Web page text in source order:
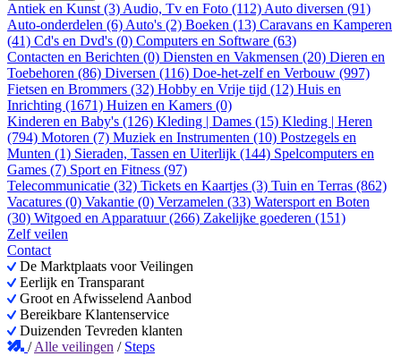
Antiek en Kunst (3) Audio, Tv en Foto (112) Auto diversen (91)
Auto-onderdelen (6) Auto's (2) Boeken (13) Caravans en Kamperen
(41) Cd's en Dvd's (0) Computers en Software (63)
Contacten en Berichten (0) Diensten en Vakmensen (20) Dieren en
Toebehoren (86) Diversen (116) Doe-het-zelf en Verbouw (997)
Fietsen en Brommers (32) Hobby en Vrije tijd (12) Huis en
Inrichting (1671) Huizen en Kamers (0)
Kinderen en Baby's (126) Kleding | Dames (15) Kleding | Heren
(794) Motoren (7) Muziek en Instrumenten (10) Postzegels en
Munten (1) Sieraden, Tassen en Uiterlijk (144) Spelcomputers en
Games (7) Sport en Fitness (97)
Telecommunicatie (32) Tickets en Kaartjes (3) Tuin en Terras (862)
Vacatures (0) Vakantie (0) Verzamelen (33) Watersport en Boten
(30) Witgoed en Apparatuur (266) Zakelijke goederen (151)
Zelf veilen
Contact
De Marktplaats voor Veilingen
Eerlijk en Transparant
Groot en Afwisselend Aanbod
Bereikbare Klantenservice
Duizenden Tevreden klanten
/Alle veilingen / Steps